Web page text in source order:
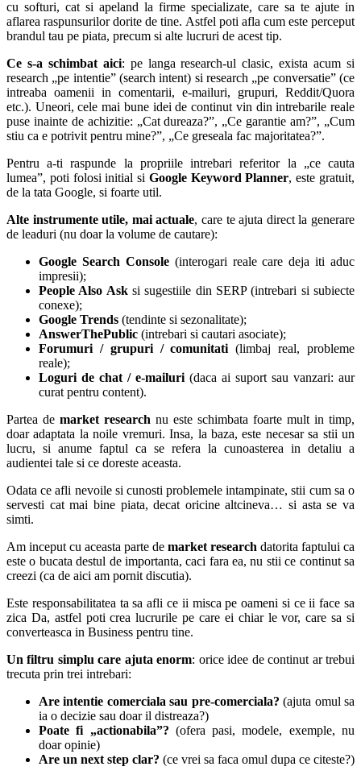
cu softuri, cat si apeland la firme specializate, care sa te ajute in
aflarea raspunsurilor dorite de tine. Astfel poti afla cum este perceput
brandul tau pe piata, precum si alte lucruri de acest tip.
Ce s-a schimbat aici: pe langa research-ul clasic, exista acum si
research „pe intentie” (search intent) si research „pe conversatie” (ce
intreaba oamenii in comentarii, e-mailuri, grupuri, Reddit/Quora
etc.). Uneori, cele mai bune idei de continut vin din intrebarile reale
puse inainte de achizitie: „Cat dureaza?”, „Ce garantie am?”, „Cum
stiu ca e potrivit pentru mine?”, „Ce greseala fac majoritatea?”.
Pentru a-ti raspunde la propriile intrebari referitor la „ce cauta
lumea”, poti folosi initial si Google Keyword Planner, este gratuit,
de la tata Google, si foarte util.
Alte instrumente utile, mai actuale, care te ajuta direct la generare
de leaduri (nu doar la volume de cautare):
Google Search Console(interogari reale care deja iti aduc
impresii);
People Also Asksi sugestiile din SERP (intrebari si subiecte
conexe);
Google Trends (tendinte si sezonalitate);
AnswerThePublic (intrebari si cautari asociate);
Forumuri / grupuri / comunitati (limbaj real, probleme
reale);
Loguri de chat / e-mailuri (daca ai suport sau vanzari: aur
curat pentru content).
Partea de market research nu este schimbata foarte mult in timp,
doar adaptata la noile vremuri. Insa, la baza, este necesar sa stii un
lucru, si anume faptul ca se refera la cunoasterea in detaliu a
audientei tale si ce doreste aceasta.
Odata ce afli nevoile si cunosti problemele intampinate, stii cum sa o
servesti cat mai bine piata, decat oricine altcineva… si asta se va
simti.
Am inceput cu aceasta parte de market research datorita faptului ca
este o bucata destul de importanta, caci fara ea, nu stii ce continut sa
creezi (ca de aici am pornit discutia).
Este responsabilitatea ta sa afli ce ii misca pe oameni si ce ii face sa
zica Da, astfel poti crea lucrurile pe care ei chiar le vor, care sa si
converteasca in Business pentru tine.
Un filtru simplu care ajuta enorm: orice idee de continut ar trebui
trecuta prin trei intrebari:
Are intentie comerciala sau pre-comerciala? (ajuta omul sa
ia o decizie sau doar il distreaza?)
Poate fi „actionabila”? (ofera pasi, modele, exemple, nu
doar opinie)
Are un next step clar? (ce vrei sa faca omul dupa ce citeste?)